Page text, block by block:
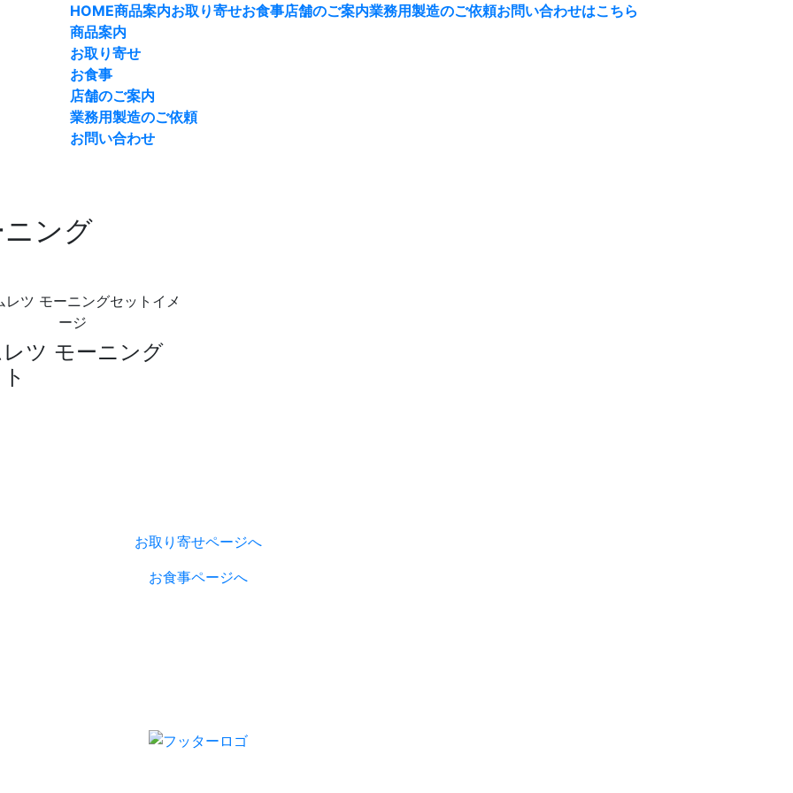
HOME商品案内お取り寄せお食事店舗のご案内業務用製造のご依頼お問い合わせはこちら
商品案内
お取り寄せ
お食事
店舗のご案内
業務用製造のご依頼
お問い合わせ
ング
ツ モーニング
お取り寄せページへ
お食事ページへ